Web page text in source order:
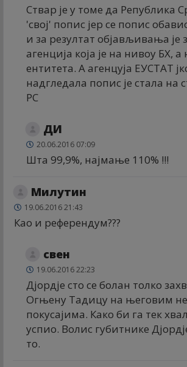
Ствар је у томе да Република
'свој' попис јер се попис
и за резултат објављивања је
агенција која је на нивоу БХ,
ентитета. А агенцуја ЕУСТАТ
надгледала попис је стала на
РС
ДИ
20.06.2016 07:09
Шта 99,9%, најмање 110% !!!
Милутин
19.06.2016 21:43
Као и референдум???
свен
19.06.2016 22:23
Дјордје сто се болан толко
Огњену Тадицу на његовим
покусајима. Како би га тек
успио. Волис губитнике
то.